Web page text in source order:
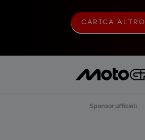
C
A
A
A
R
CARICA ALTRO
Sponsor ufficiali